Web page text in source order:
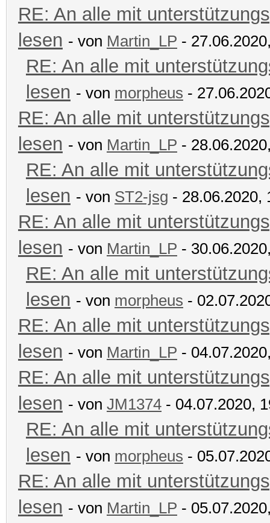
RE: An alle mit
lesen - von Martin_LP -
RE: An alle mit
lesen - von morpheus -
RE: An alle mit
lesen - von Martin_LP -
RE: An alle mit
lesen - von ST2-jsg - 28.06.2020,
RE: An alle mit
lesen - von Martin_LP -
RE: An alle mit
lesen - von morpheus -
RE: An alle mit
lesen - von Martin_LP -
RE: An alle mit
lesen - von JM1374 - 04.07.2020,
RE: An alle mit
lesen - von morpheus -
RE: An alle mit
lesen - von Martin_LP -